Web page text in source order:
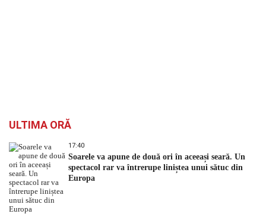
ULTIMA ORĂ
17:40
Soarele va apune de două ori în aceeași seară. Un
spectacol rar va întrerupe liniștea unui sătuc din
Europa